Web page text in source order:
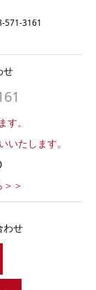
571-3161
せ
。
いたします。
＞
わせ